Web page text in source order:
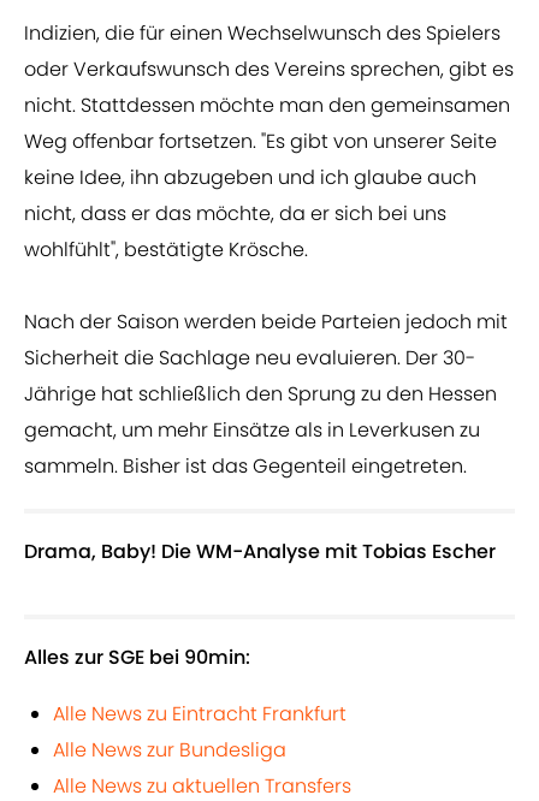
Indizien, die für einen Wechselwunsch des Spielers
oder Verkaufswunsch des Vereins sprechen, gibt es
nicht. Stattdessen möchte man den gemeinsamen
Weg offenbar fortsetzen. "Es gibt von unserer Seite
keine Idee, ihn abzugeben und ich glaube auch
nicht, dass er das möchte, da er sich bei uns
wohlfühlt", bestätigte Krösche.
Nach der Saison werden beide Parteien jedoch mit
Sicherheit die Sachlage neu evaluieren. Der 30-
Jährige hat schließlich den Sprung zu den Hessen
gemacht, um mehr Einsätze als in Leverkusen zu
sammeln. Bisher ist das Gegenteil eingetreten.
Drama, Baby! Die WM-Analyse mit Tobias Escher
Alles zur SGE bei 90min:
Alle News zu Eintracht Frankfurt
Alle News zur Bundesliga
Alle News zu aktuellen Transfers